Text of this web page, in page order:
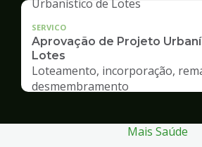
SERVICO
Aprovação de Projeto
Lotes
Loteamento, incorporação,
desmembramento
Mais Saúde